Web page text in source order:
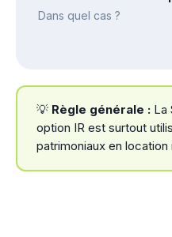
Dans quel cas ?
💡 Règle générale : La
option IR est surtout
patrimoniaux en location